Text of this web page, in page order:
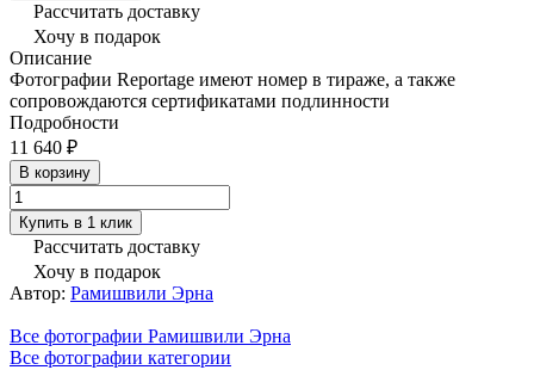
Рассчитать доставку
Хочу в подарок
Описание
Фотографии Reportage имеют номер в тираже, а также
сопровождаются сертификатами подлинности
Подробности
11 640 ₽
В корзину
Купить в 1 клик
Рассчитать доставку
Хочу в подарок
Автор: Рамишвили Эрна
Все фотографии Рамишвили Эрна
Все фотографии категории